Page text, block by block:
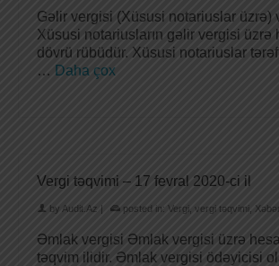
Gəlir vergisi (Xüsusi notariuslar üzrə)
Xüsusi notariusların gəlir vergisi üzrə
dövrü rübüdür. Xüsusi notariuslar
… Daha çox
Vergi təqvimi – 17 fevral 2020-ci il
by Audit.Az | posted in: Vergi vergi təqvimi Xəbər
Əmlak vergisi Əmlak vergisi üzrə
təqvim ilidir. Əmlak vergisi ödəyicisi